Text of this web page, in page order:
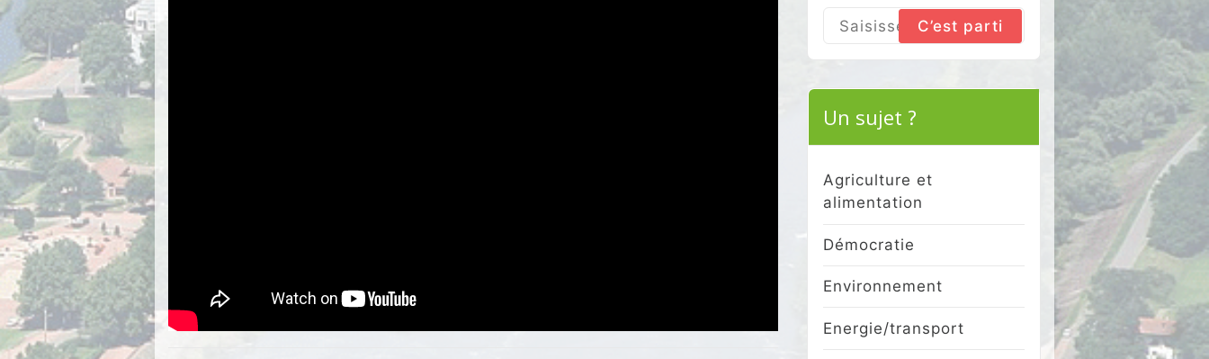
Search
Un sujet ?
Agriculture et
alimentation
Démocratie
Environnement
Energie/transport